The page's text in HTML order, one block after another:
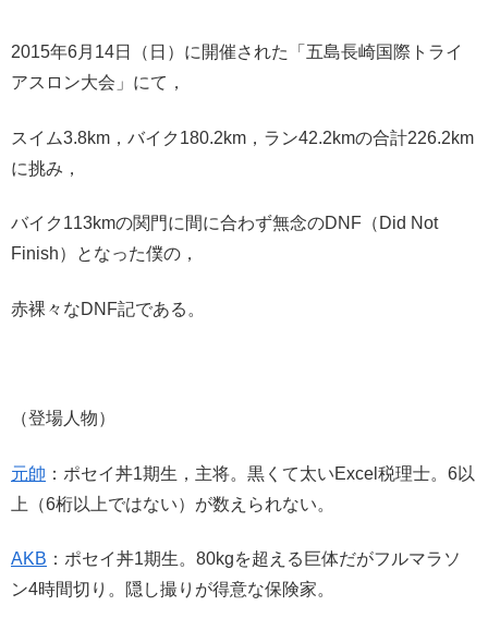
2015年6月14日（日）に開催された「五島長崎国際トライ
アスロン大会」にて，
スイム3.8km，バイク180.2km，ラン42.2kmの合計226.2km
に挑み，
バイク113kmの関門に間に合わず無念のDNF（Did Not
Finish）となった僕の，
赤裸々なDNF記である。
（登場人物）
元帥 ：ポセイ丼1期生，主将。黒くて太いExcel税理士。6以
上（6桁以上ではない）が数えられない。
AKB ：ポセイ丼1期生。80kgを超える巨体だがフルマラソ
ン4時間切り。隠し撮りが得意な保険家。